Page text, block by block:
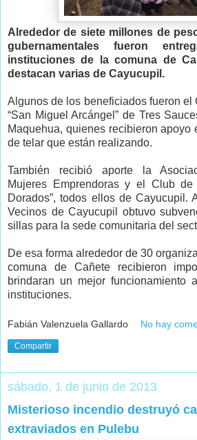
Alrededor de siete millones de
gubernamentales fueron
instituciones de la comuna de
destacan varias de Cayucupil.
Algunos de los beneficiados fueron el
“San Miguel Arcángel” de Tres
Maquehua, quienes recibieron apoyo
de telar que están realizando.
También recibió aporte la
Mujeres Emprendoras y el Club de
Dorados”, todos ellos de Cayucupil.
Vecinos de Cayucupil obtuvo
sillas para la sede comunitaria del
De esa forma alrededor de 30
comuna de Cañete recibieron
brindaran un mejor funcionamiento
instituciones.
Fabián Valenzuela Gallardo No hay
Compartir
sábado, 1 de junio de 2013
Misterioso incendio destruyó
extraviados en Pulebu